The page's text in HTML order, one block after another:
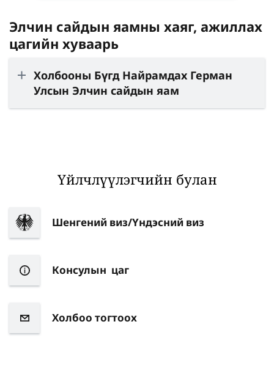
Элчин сайдын яамны хаяг, ажиллах
цагийн хуваарь
Холбооны Бүгд Найрамдах Герман
Улсын Элчин сайдын яам
Үйлчлүүлэгчийн булан
Шенгений виз/Үндэсний виз
Консулын цаг
Холбоо тогтоох